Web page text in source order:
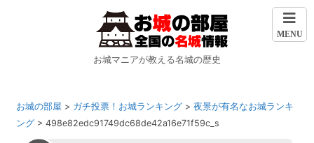
MENU
お城マニアが教える名城の歴史
お城の部屋 > ガチ投票！お城ランキング> 夜景が有名なお城ランキ
ング> 498e82edc91749dc68de42a16e71f59c_s